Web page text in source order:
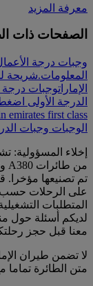
معرفة المزيد
الصفحات ذات
وجبات درجة
المعلومات.شريحة
الإماراتوجبات درجة
الدرجة الأولى
emirates first class
الوجبات وجبات
إخلاء المسؤولية:
تم تصنيعها مؤخرا.
على الرحلات حسب
المتطلبات
لديكم أسئلة حول
معنا قبل حجز
لا تضمن طيران
متن الطائرة تماما